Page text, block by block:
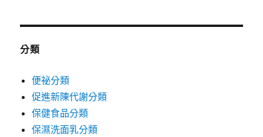
分類
便祕分類
促進新陳代謝分類
保健食品分類
保濕洗面乳分類